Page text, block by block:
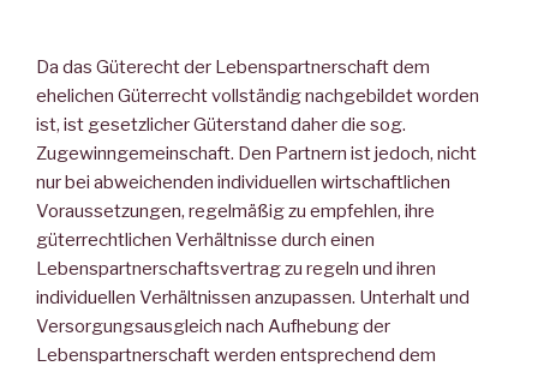
Da das Güterecht der Lebenspartnerschaft dem
ehelichen Güterrecht vollständig nachgebildet worden
ist, ist gesetzlicher Güterstand daher die sog.
Zugewinngemeinschaft. Den Partnern ist jedoch, nicht
nur bei abweichenden individuellen wirtschaftlichen
Voraussetzungen, regelmäßig zu empfehlen, ihre
güterrechtlichen Verhältnisse durch einen
Lebenspartnerschaftsvertrag zu regeln und ihren
individuellen Verhältnissen anzupassen. Unterhalt und
Versorgungsausgleich nach Aufhebung der
Lebenspartnerschaft werden entsprechend dem